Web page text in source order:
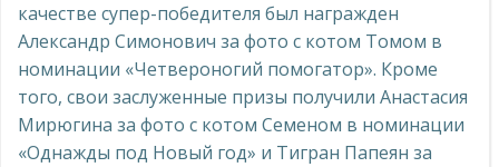
качестве супер-победителя был награжден
Александр Симонович за фото с котом Томом в
номинации «Четвероногий помогатор». Кроме
того, свои заслуженные призы получили Анастасия
Мирюгина за фото с котом Семеном в номинации
«Однажды под Новый год» и Тигран Папеян за